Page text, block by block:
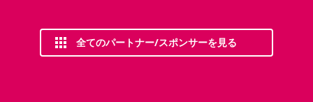
全てのパートナー/スポンサーを見る